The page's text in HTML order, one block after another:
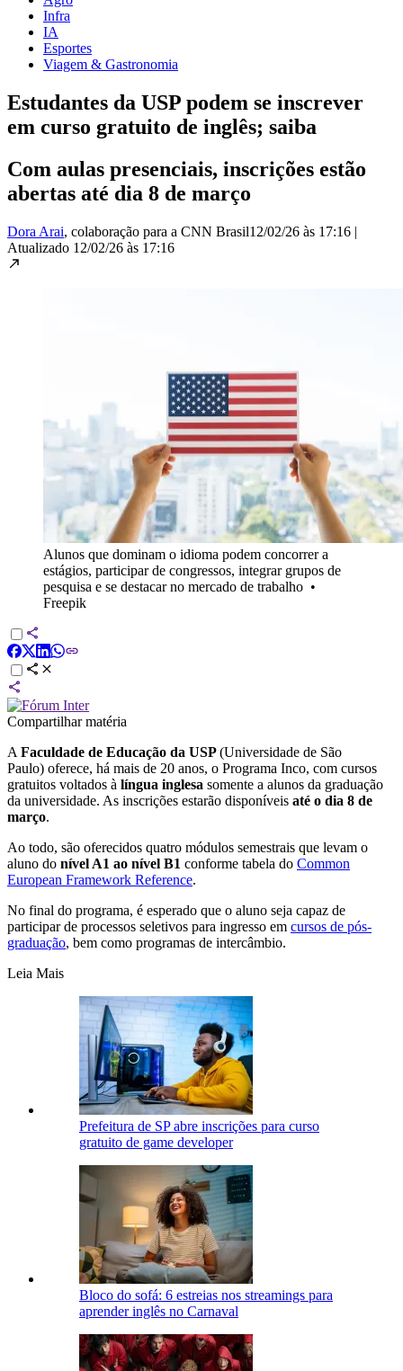
Infra
IA
Esportes
Viagem & Gastronomia
Estudantes da USP podem se inscrever
em curso gratuito de inglês; saiba
Com aulas presenciais, inscrições estão
abertas até dia 8 de março
Dora Arai, colaboração para a CNN Brasil12/02/26 às 17:16 |
Atualizado 12/02/26 às 17:16
Alunos que dominam o idioma podem concorrer a
estágios, participar de congressos, integrar grupos de
pesquisa e se destacar no mercado de trabalho •
Freepik
Compartilhar matéria
A Faculdade de Educação da USP(Universidade de São
Paulo) oferece, há mais de 20 anos, o Programa Inco, com cursos
gratuitos voltados à língua inglesa somente a alunos da graduação
da universidade. As inscrições estarão disponíveis até o dia 8 de
março.
Ao todo, são oferecidos quatro módulos semestrais que levam o
aluno do nível A1 ao nível B1 conforme tabela do Common
European Framework Reference.
No final do programa, é esperado que o aluno seja capaz de
participar de processos seletivos para ingresso em cursos de pós-
graduação, bem como programas de intercâmbio.
Leia Mais
Prefeitura de SP abre inscrições para curso
gratuito de game developer
Bloco do sofá: 6 estreias nos streamings para
aprender inglês no Carnaval